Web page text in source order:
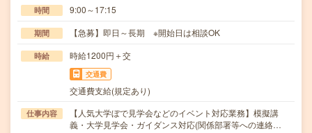
時間 9:00～17:15
期間 【急募】即日～長期 ※開始日は相談OK
時給 時給1200円＋交
交通費
交通費支給(規定あり)
仕事内容
【人気大学ぼで見学会などのイベント対応業務】模擬講
義・大学見学会・ガイダンス対応(関係部署等への連絡…